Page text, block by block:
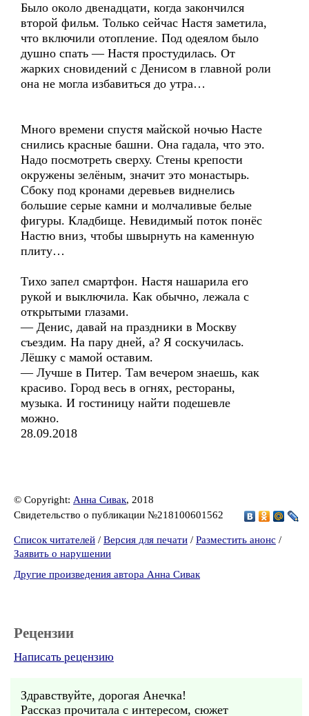
Было около двенадцати, когда закончился
второй фильм. Только сейчас Настя заметила,
что включили отопление. Под одеялом было
душно спать — Настя простудилась. От
жарких сновидений с Денисом в главной роли
она не могла избавиться до утра…
Много времени спустя майской ночью Насте
снились красные башни. Она гадала, что это.
Надо посмотреть сверху. Стены крепости
окружены зелёным, значит это монастырь.
Сбоку под кронами деревьев виднелись
большие серые камни и молчаливые белые
фигуры. Кладбище. Невидимый поток понёс
Настю вниз, чтобы швырнуть на каменную
плиту…
Тихо запел смартфон. Настя нашарила его
рукой и выключила. Как обычно, лежала с
открытыми глазами.
— Денис, давай на праздники в Москву
съездим. На пару дней, а? Я соскучилась.
Лёшку с мамой оставим.
— Лучше в Питер. Там вечером знаешь, как
красиво. Город весь в огнях, рестораны,
музыка. И гостиницу найти подешевле
можно.
28.09.2018
© Copyright: Анна Сивак, 2018
Свидетельство о публикации №218100601562
Список читателей / Версия для печати / Разместить анонс /
Заявить о нарушении
Другие произведения автора Анна Сивак
Рецензии
Написать рецензию
Здравствуйте, дорогая Анечка!
Рассказ прочитала с интересом, сюжет